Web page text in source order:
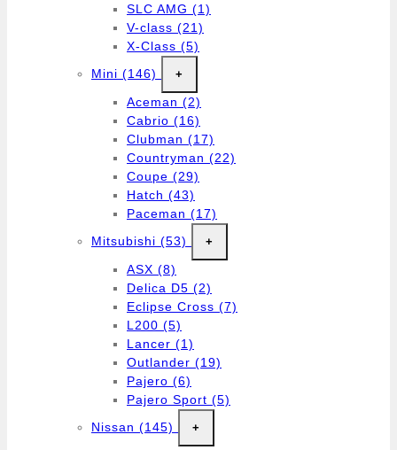
SLC AMG (1)
V-class (21)
X-Class (5)
Mini (146) +
Aceman (2)
Cabrio (16)
Clubman (17)
Countryman (22)
Coupe (29)
Hatch (43)
Paceman (17)
Mitsubishi (53) +
ASX (8)
Delica D5 (2)
Eclipse Cross (7)
L200 (5)
Lancer (1)
Outlander (19)
Pajero (6)
Pajero Sport (5)
Nissan (145) +